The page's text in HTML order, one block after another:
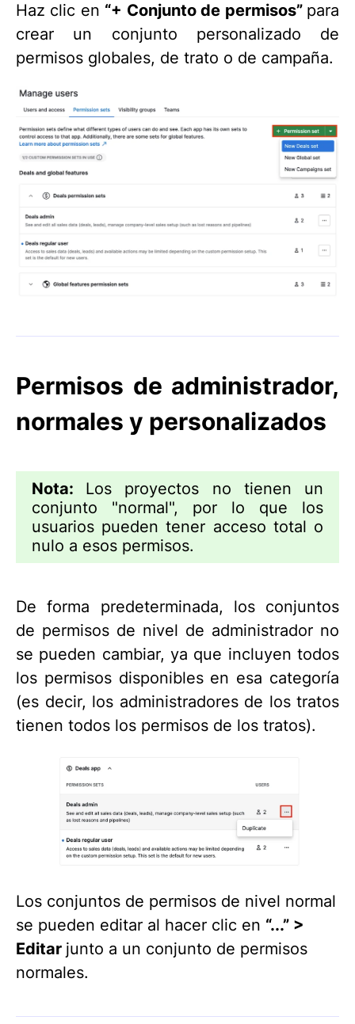
Haz clic en “+ Conjunto de permisos” para
crear un conjunto personalizado de
permisos globales, de trato o de campaña.
Permisos de administrador,
normales y personalizados
Nota: Los proyectos no tienen un
conjunto "normal", por lo que los
usuarios pueden tener acceso total o
nulo a esos permisos.
De forma predeterminada, los conjuntos
de permisos de nivel de administrador no
se pueden cambiar, ya que incluyen todos
los permisos disponibles en esa categoría
(es decir, los administradores de los tratos
tienen todos los permisos de los tratos).
Los conjuntos de permisos de nivel normal
se pueden editar al hacer clic en “...” >
Editar junto a un conjunto de permisos
normales.